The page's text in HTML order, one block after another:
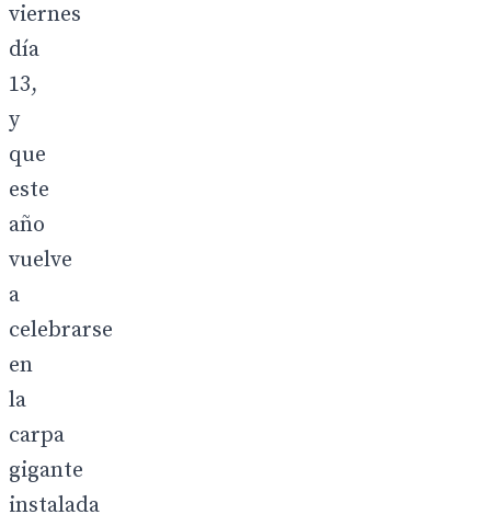
viernes
día
13,
y
que
este
año
vuelve
a
celebrarse
en
la
carpa
gigante
instalada